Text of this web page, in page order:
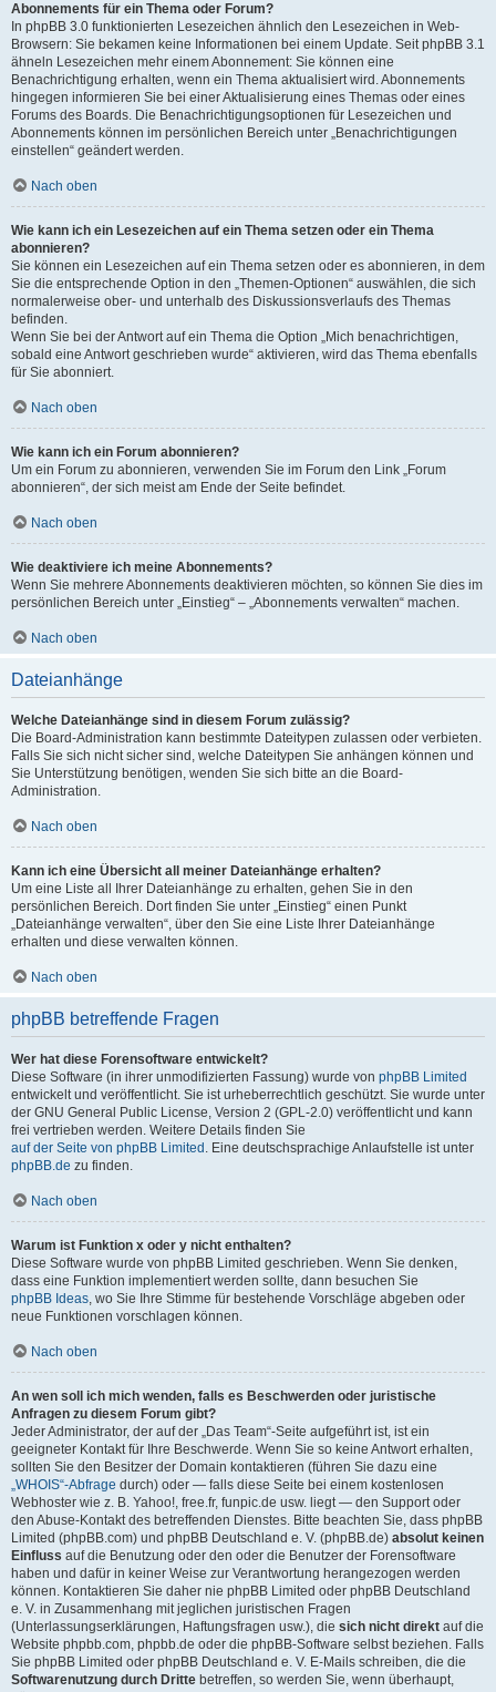
Abonnements für ein Thema oder Forum?
In phpBB 3.0 funktionierten Lesezeichen ähnlich den Lesezeichen in Web-
Browsern: Sie bekamen keine Informationen bei einem Update. Seit phpBB 3.1
ähneln Lesezeichen mehr einem Abonnement: Sie können eine
Benachrichtigung erhalten, wenn ein Thema aktualisiert wird. Abonnements
hingegen informieren Sie bei einer Aktualisierung eines Themas oder eines
Forums des Boards. Die Benachrichtigungsoptionen für Lesezeichen und
Abonnements können im persönlichen Bereich unter „Benachrichtigungen
einstellen“ geändert werden.
Nach oben
Wie kann ich ein Lesezeichen auf ein Thema setzen oder ein Thema
abonnieren?
Sie können ein Lesezeichen auf ein Thema setzen oder es abonnieren, in dem
Sie die entsprechende Option in den „Themen-Optionen“ auswählen, die sich
normalerweise ober- und unterhalb des Diskussionsverlaufs des Themas
befinden.
Wenn Sie bei der Antwort auf ein Thema die Option „Mich benachrichtigen,
sobald eine Antwort geschrieben wurde“ aktivieren, wird das Thema ebenfalls
für Sie abonniert.
Nach oben
Wie kann ich ein Forum abonnieren?
Um ein Forum zu abonnieren, verwenden Sie im Forum den Link „Forum
abonnieren“, der sich meist am Ende der Seite befindet.
Nach oben
Wie deaktiviere ich meine Abonnements?
Wenn Sie mehrere Abonnements deaktivieren möchten, so können Sie dies im
persönlichen Bereich unter „Einstieg“ – „Abonnements verwalten“ machen.
Nach oben
Dateianhänge
Welche Dateianhänge sind in diesem Forum zulässig?
Die Board-Administration kann bestimmte Dateitypen zulassen oder verbieten.
Falls Sie sich nicht sicher sind, welche Dateitypen Sie anhängen können und
Sie Unterstützung benötigen, wenden Sie sich bitte an die Board-
Administration.
Nach oben
Kann ich eine Übersicht all meiner Dateianhänge erhalten?
Um eine Liste all Ihrer Dateianhänge zu erhalten, gehen Sie in den
persönlichen Bereich. Dort finden Sie unter „Einstieg“ einen Punkt
„Dateianhänge verwalten“, über den Sie eine Liste Ihrer Dateianhänge
erhalten und diese verwalten können.
Nach oben
phpBB betreffende Fragen
Wer hat diese Forensoftware entwickelt?
Diese Software (in ihrer unmodifizierten Fassung) wurde von phpBB Limited
entwickelt und veröffentlicht. Sie ist urheberrechtlich geschützt. Sie wurde unter
der GNU General Public License, Version 2 (GPL-2.0) veröffentlicht und kann
frei vertrieben werden. Weitere Details finden Sie
auf der Seite von phpBB Limited . Eine deutschsprachige Anlaufstelle ist unter
phpBB.de zu finden.
Nach oben
Warum ist Funktion x oder y nicht enthalten?
Diese Software wurde von phpBB Limited geschrieben. Wenn Sie denken,
dass eine Funktion implementiert werden sollte, dann besuchen Sie
phpBB Ideas, wo Sie Ihre Stimme für bestehende Vorschläge abgeben oder
neue Funktionen vorschlagen können.
Nach oben
An wen soll ich mich wenden, falls es Beschwerden oder juristische
Anfragen zu diesem Forum gibt?
Jeder Administrator, der auf der „Das Team“-Seite aufgeführt ist, ist ein
geeigneter Kontakt für Ihre Beschwerde. Wenn Sie so keine Antwort erhalten,
sollten Sie den Besitzer der Domain kontaktieren (führen Sie dazu eine
„WHOIS“-Abfrage durch) oder — falls diese Seite bei einem kostenlosen
Webhoster wie z. B. Yahoo!, free.fr, funpic.de usw. liegt — den Support oder
den Abuse-Kontakt des betreffenden Dienstes. Bitte beachten Sie, dass phpBB
Limited (phpBB.com) und phpBB Deutschland e. V. (phpBB.de) absolut keinen
Einfluss auf die Benutzung oder den oder die Benutzer der Forensoftware
haben und dafür in keiner Weise zur Verantwortung herangezogen werden
können. Kontaktieren Sie daher nie phpBB Limited oder phpBB Deutschland
e. V. in Zusammenhang mit jeglichen juristischen Fragen
(Unterlassungserklärungen, Haftungsfragen usw.), die sich nicht direkt auf die
Website phpbb.com, phpbb.de oder die phpBB-Software selbst beziehen. Falls
Sie phpBB Limited oder phpBB Deutschland e. V. E-Mails schreiben, die die
Softwarenutzung durch Dritte betreffen, so werden Sie, wenn überhaupt,